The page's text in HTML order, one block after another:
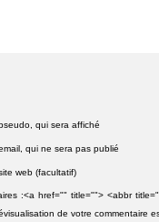
qui sera affiché
qui ne sera pas publié
web (facultatif)
:<a href="" title=""> <abbr
de votre commentaire